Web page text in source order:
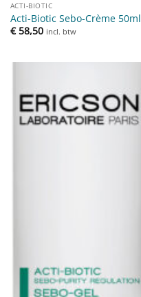
ACTI-BIOTIC
Acti-Biotic Sebo-Crème 50ml
€58,50 incl. btw